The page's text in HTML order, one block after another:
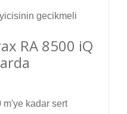
gecikmeli
RA 8500 iQ
m'ye kadar sert